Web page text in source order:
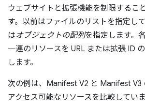
ウェブサイトと拡張機能を制限するこ
す。以前はファイルのリストを指定し
はオブジェクトの配列を指定します。
一連のリソースを URL または拡張 ID
します。
次の例は、Manifest V2 と Manifest V3
アクセス可能なリソースを比較してい